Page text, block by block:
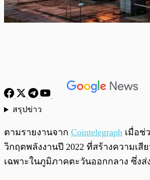
สรุปข่าว
ตามรายงานจาก Cointelegraph เมื่อช่
วิกฤตพลังงานปี 2022 ที่สร้างความเ
เฉพาะในภูมิภาคตะวันออกกลาง ซึ่ง